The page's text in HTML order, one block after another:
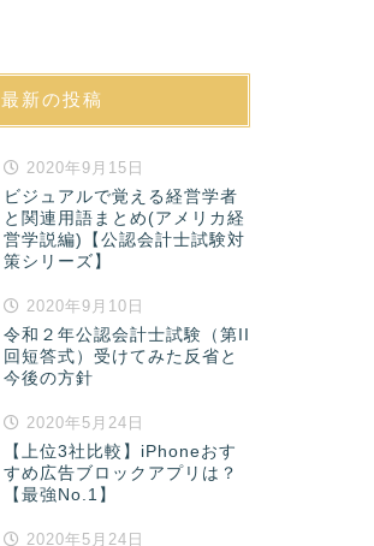
最新の投稿
2020年9月15日
ビジュアルで覚える経営学者
と関連用語まとめ(アメリカ経
営学説編)【公認会計士試験対
策シリーズ】
2020年9月10日
令和２年公認会計士試験（第II
回短答式）受けてみた反省と
今後の方針
2020年5月24日
【上位3社比較】iPhoneおす
すめ広告ブロックアプリは？
【最強No.1】
2020年5月24日